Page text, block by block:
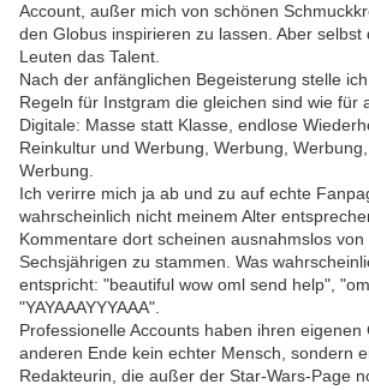
Account, außer mich von schönen
den Globus inspirieren zu lassen. Aber selbst
Leuten das Talent.
Nach der anfänglichen Begeisterung stelle
Regeln für Instgram die gleichen sind wie für
Digitale: Masse statt Klasse, endlose
Reinkultur und Werbung, Werbung, Werbung,
Werbung.
Ich verirre mich ja ab und zu auf echte
wahrscheinlich nicht meinem Alter
Kommentare dort scheinen ausnahmslos von
Sechsjährigen zu stammen. Was
entspricht: "beautiful wow oml send help",
"YAYAAAYYYAAA".
Professionelle Accounts haben ihren eigenen
anderen Ende kein echter Mensch, sondern
Redakteurin, die außer der Star-Wars-Page